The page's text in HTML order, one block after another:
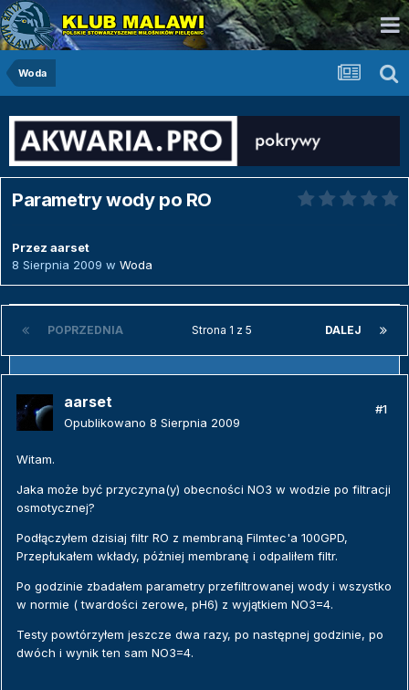
Woda
Parametry wody po RO
Przez aarset
8 Sierpnia 2009 w Woda
POPRZEDNIA DALEJ
Strona 1 z 5
aarset
Opublikowano 8 Sierpnia 2009
#1
Witam.
Jaka może być przyczyna(y) obecności NO3 w wodzie po filtracji
osmotycznej?
Podłączyłem dzisiaj filtr RO z membraną Filmtec'a 100GPD,
Przepłukałem wkłady, póżniej membranę i odpaliłem filtr.
Po godzinie zbadałem parametry przefiltrowanej wody i wszystko
w normie ( twardości zerowe, pH6) z wyjątkiem NO3=4.
Testy powtórzyłem jeszcze dwa razy, po następnej godzinie, po
dwóch i wynik ten sam NO3=4.